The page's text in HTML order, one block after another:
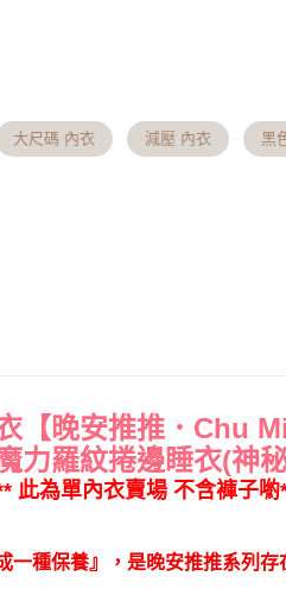
４．使用「AFTEE
即時審查核予不同
每筆NT$70，滿
將順延
每筆NT$90，滿
海外宅配（請勿
大尺碼 內衣 減壓 內衣 黑
【晚安推推．Chu
力羅紋捲邊睡衣(神
此為單內衣賣場 不含褲子喲
一種保養』，是晚安推推系列